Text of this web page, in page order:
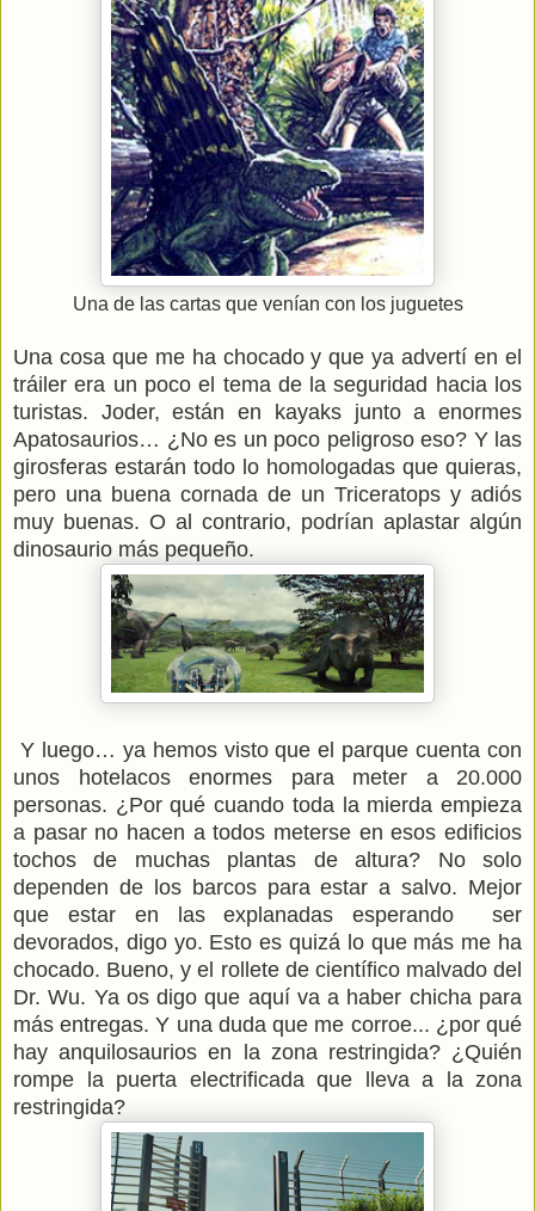
Una de las cartas que venían con los juguetes
Una cosa que me ha chocado y que ya advertí en el
tráiler era un poco el tema de la seguridad hacia los
turistas. Joder, están en kayaks junto a enormes
Apatosaurios… ¿No es un poco peligroso eso? Y las
girosferas estarán todo lo homologadas que quieras,
pero una buena cornada de un Triceratops y adiós
muy buenas. O al contrario, podrían aplastar algún
dinosaurio más pequeño.
Y luego… ya hemos visto que el parque cuenta con
unos hotelacos enormes para meter a 20.000
personas. ¿Por qué cuando toda la mierda empieza
a pasar no hacen a todos meterse en esos edificios
tochos de muchas plantas de altura? No solo
dependen de los barcos para estar a salvo. Mejor
que estar en las explanadas esperando ser
devorados, digo yo. Esto es quizá lo que más me ha
chocado. Bueno, y el rollete de científico malvado del
Dr. Wu. Ya os digo que aquí va a haber chicha para
más entregas. Y una duda que me corroe... ¿por qué
hay anquilosaurios en la zona restringida? ¿Quién
rompe la puerta electrificada que lleva a la zona
restringida?